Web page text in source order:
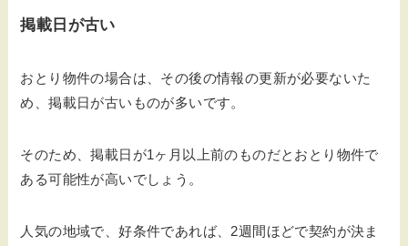
掲載日が古い
おとり物件の場合は、その後の情報の更新が必要ないた
め、掲載日が古いものが多いです。
そのため、掲載日が1ヶ月以上前のものだとおとり物件で
ある可能性が高いでしょう。
人気の地域で、好条件であれば、2週間ほどで契約が決ま